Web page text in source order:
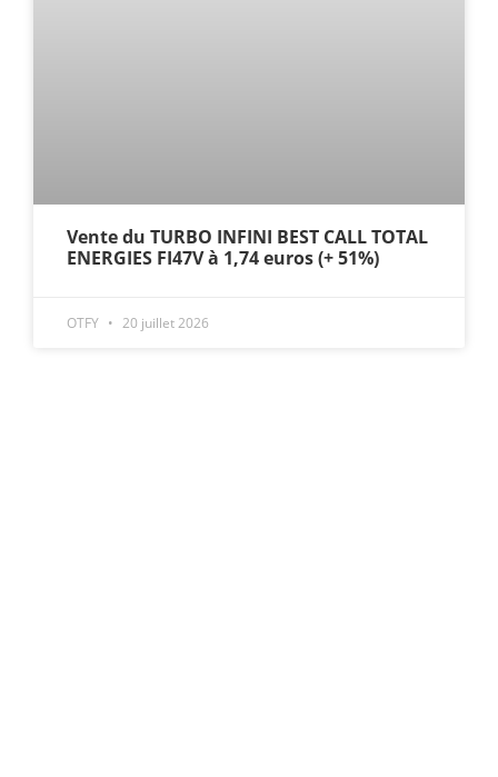
Vente du TURBO INFINI BEST CALL TOTAL
ENERGIES FI47V à 1,74 euros (+ 51%)
OTFY 20 juillet 2026